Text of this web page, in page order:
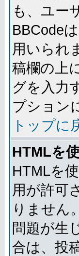
も、ユー
BBCode
用いられ
稿欄の上
グを入力
プション
トップに
HTMLを
HTMLを
用が許可
りません
問題が生
合は、投